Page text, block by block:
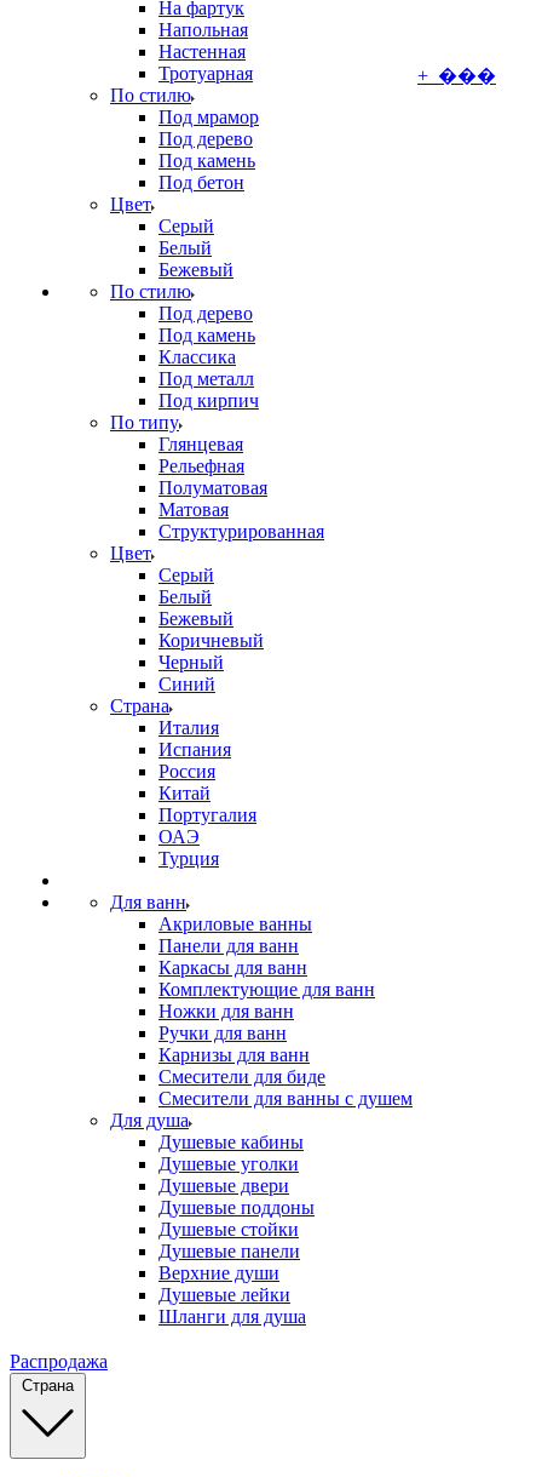
На фартук
Напольная
Настенная
Тротуарная
По стилю
Под мрамор
Под дерево
Под камень
Под бетон
Цвет
Серый
Белый
Бежевый
По стилю
Под дерево
Под камень
Классика
Под металл
Под кирпич
По типу
Глянцевая
Рельефная
Полуматовая
Матовая
Структурированная
Цвет
Серый
Белый
Бежевый
Коричневый
Черный
Синий
Страна
Италия
Испания
Россия
Китай
Португалия
ОАЭ
Турция
Для ванн
Акриловые ванны
Панели для ванн
Каркасы для ванн
Комплектующие для ванн
Ножки для ванн
Ручки для ванн
Карнизы для ванн
Смесители для биде
Смесители для ванны с душем
Для душа
Душевые кабины
Душевые уголки
Душевые двери
Душевые поддоны
Душевые стойки
Душевые панели
Верхние души
Душевые лейки
Шланги для душа
+ ���
Распродажа
Страна